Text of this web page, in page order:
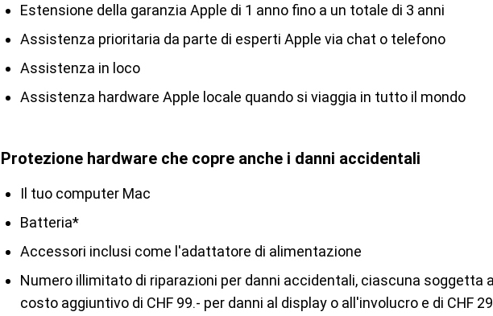
Estensione della garanzia Apple di 1 anno fino a un totale di 3 anni
Assistenza prioritaria da parte di esperti Apple via chat o telefono
Assistenza in loco
Assistenza hardware Apple locale quando si viaggia in tutto il mondo
Protezione hardware che copre anche i danni accidentali
Il tuo computer Mac
Batteria*
Accessori inclusi come l'adattatore di alimentazione
Numero illimitato di riparazioni per danni accidentali, ciascuna soggetta
costo aggiuntivo di CHF 99.- per danni al display o all'involucro e di CHF